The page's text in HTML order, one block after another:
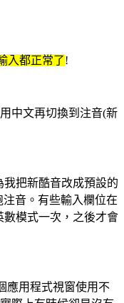
入都正常了!
中文再切換到注音(新
把新酷音改成預設的
注音。有些輸入欄位在
模式一次，之後才會
應用程式視窗使用不